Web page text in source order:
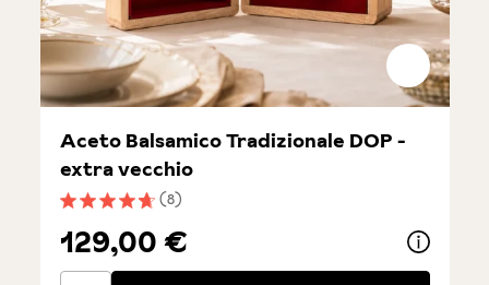
Durchschnittliche Bewertung von 4.7 von 5 Sternen
(8)
Aceto Balsamico Tradizionale DOP -
extra vecchio
129,00 €